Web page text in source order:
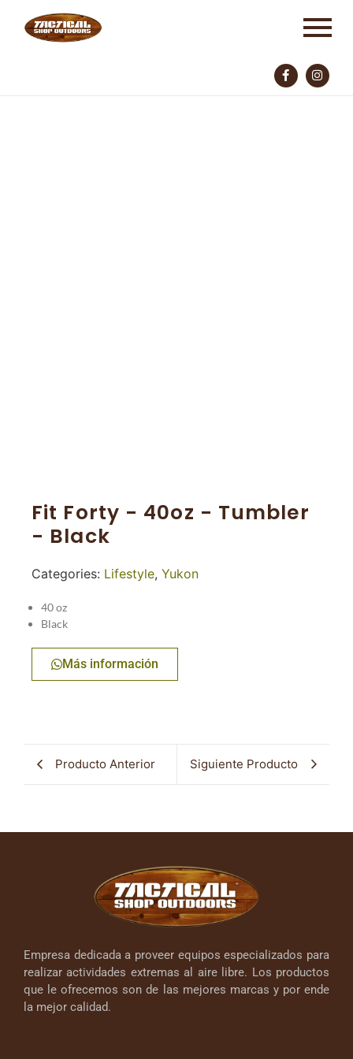
Fit Forty - 40oz - Tumbler
- Black
Categories: Lifestyle, Yukon
40 oz
Black
Más información
Producto Anterior Siguiente Producto
Empresa dedicada a proveer equipos especializados para
realizar actividades extremas al aire libre. Los productos
que le ofrecemos son de las mejores marcas y por ende
la mejor calidad.